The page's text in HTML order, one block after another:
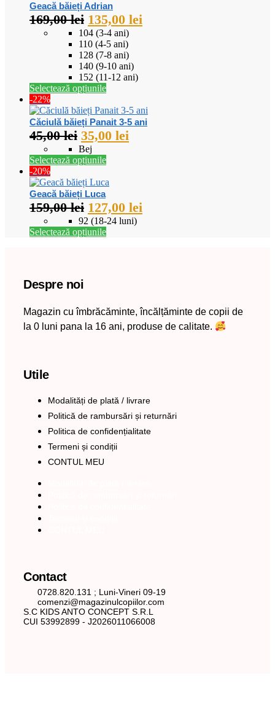
Geacă băieți Adrian
169,00lei 135,00 lei
104 (3-4 ani)
110 (4-5 ani)
128 (7-8 ani)
140 (9-10 ani)
152 (11-12 ani)
Selectează opțiunile
-22%
Căciulă băieți Panait 3-5 ani
45,00lei 35,00 lei
Bej
Selectează opțiunile
-20%
Geacă băieți Luca
159,00lei 127,00 lei
92 (18-24 luni)
Selectează opțiunile
Despre noi
Magazin cu îmbrăcăminte, încălțăminte de copii de
la 0 luni pana la 16 ani, produse de calitate.
Utile
Modalități de plată / livrare
Politică de rambursări și returnări
Politica de confidențialitate
Termeni și condiții
CONTUL MEU
Contact
0728.820.131 ; Luni-Vineri 09-19
comenzi@magazinulcopiilor.com
S.C KIDS ANTO CONCEPT S.R.L
CUI 53992899 - J2026011066008